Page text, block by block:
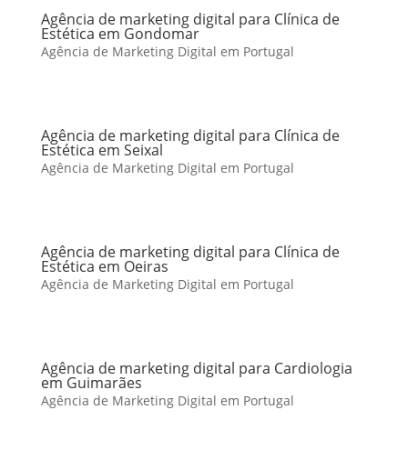
Agência de marketing digital para Clínica de
Estética em Gondomar
Agência de Marketing Digital em Portugal
Agência de marketing digital para Clínica de
Estética em Seixal
Agência de Marketing Digital em Portugal
Agência de marketing digital para Clínica de
Estética em Oeiras
Agência de Marketing Digital em Portugal
Agência de marketing digital para Cardiologia
em Guimarães
Agência de Marketing Digital em Portugal